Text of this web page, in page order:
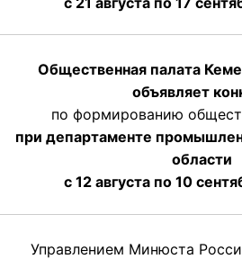
Общественная палата
объявляет
по формированию
при департаменте
области
с 12 августа по 10
Управлением Минюста